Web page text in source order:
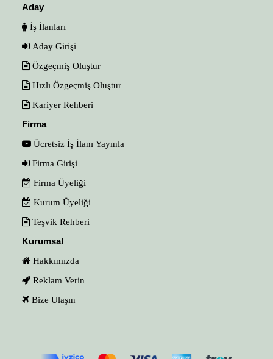
Aday
İş İlanları
Aday Girişi
Özgeçmiş Oluştur
Hızlı Özgeçmiş Oluştur
Kariyer Rehberi
Firma
Ücretsiz İş İlanı Yayınla
Firma Girişi
Firma Üyeliği
Kurum Üyeliği
Teşvik Rehberi
Kurumsal
Hakkımızda
Reklam Verin
Bize Ulaşın